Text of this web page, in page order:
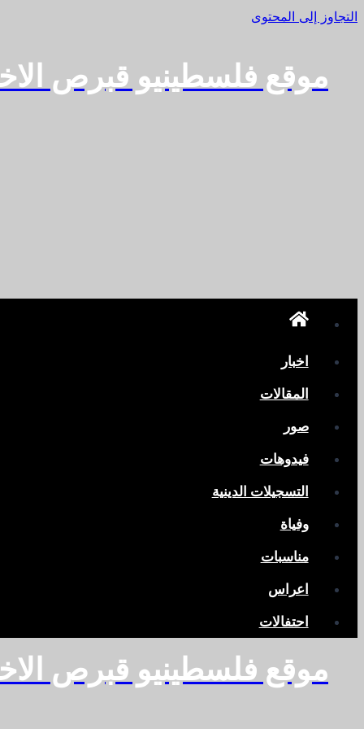
التجاوز إلى المحتوى
موقع فلسطينيو قبرص
اخبار
المقالات
صور
فيدوهات
التسجيلات الدينية
وفياة
مناسبات
اعراس
احتفالات
موقع فلسطينيو قبرص